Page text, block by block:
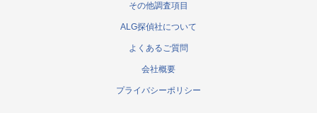
その他調査項目
ALG探偵社について
よくあるご質問
会社概要
プライバシーポリシー